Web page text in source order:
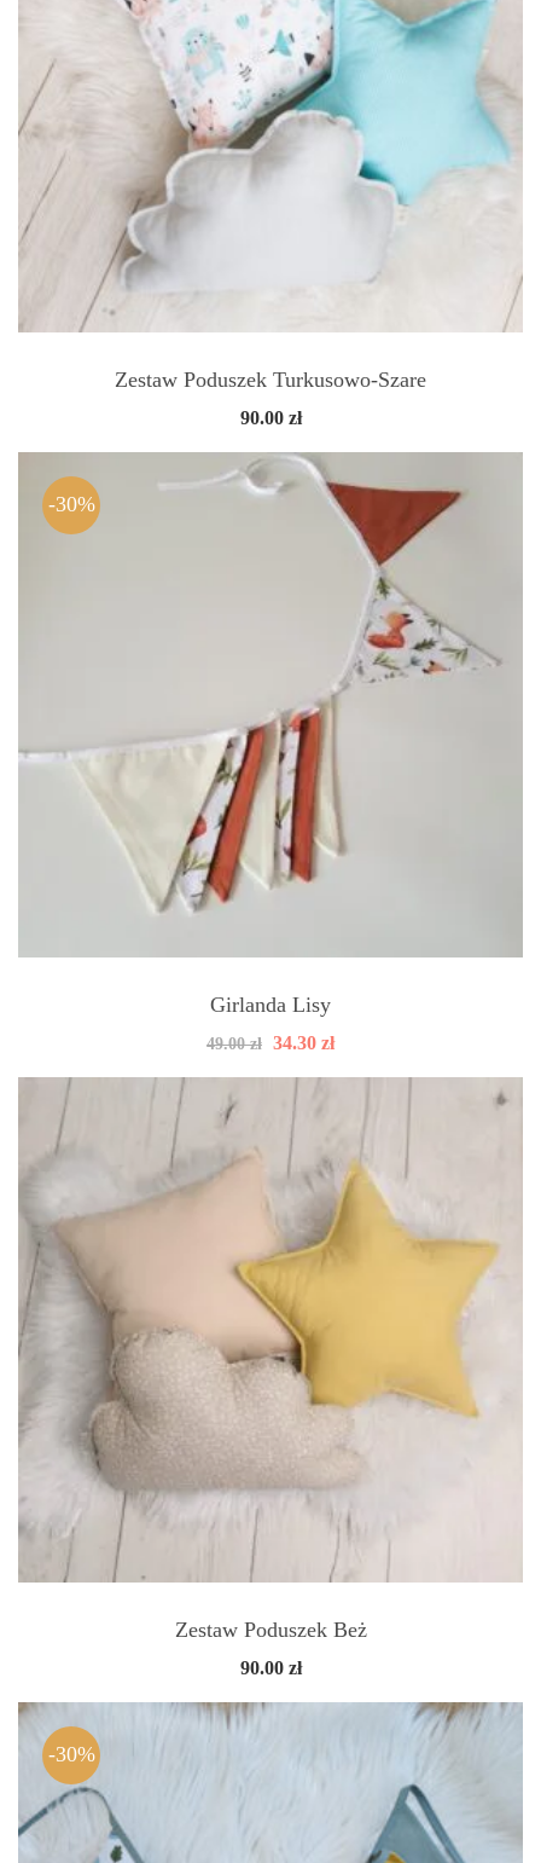
Zestaw Poduszek Turkusowo-Szare
90.00 zł
-30%
Girlanda Lisy
49.00zł Pierwotna
wynosiła:
49.00 zł.
34.30 złAktualna
wynosi:
Zestaw Poduszek Beż
90.00 zł
-30%